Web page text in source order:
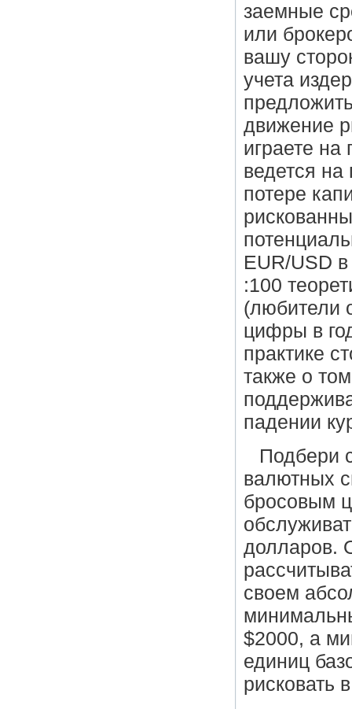
заемные
или
вашу
учета
движение
играете на
ведется
потере
EUR/USD
:100
(любители
цифры в
практике
также о
падении
Подбери
валютных
бросовым
долларов.
своем
$2000, а
единиц
рисковать